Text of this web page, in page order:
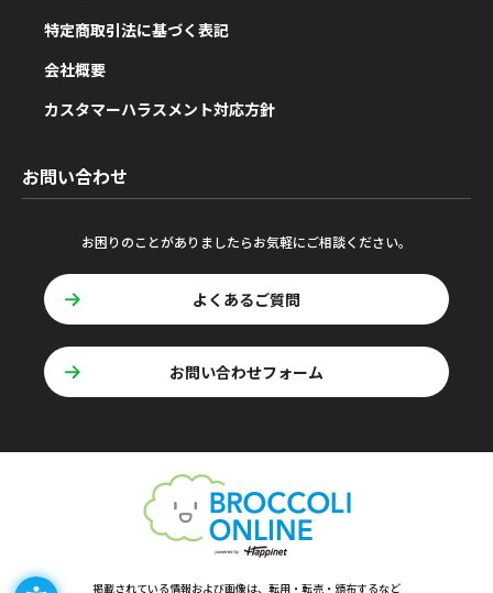
特定商取引法に基づく表記
会社概要
カスタマーハラスメント対応方針
お問い合わせ
お困りのことがありましたらお気軽にご相談ください。
よくあるご質問
お問い合わせフォーム
掲載されている情報および画像は、転用・転売・頒布するなど